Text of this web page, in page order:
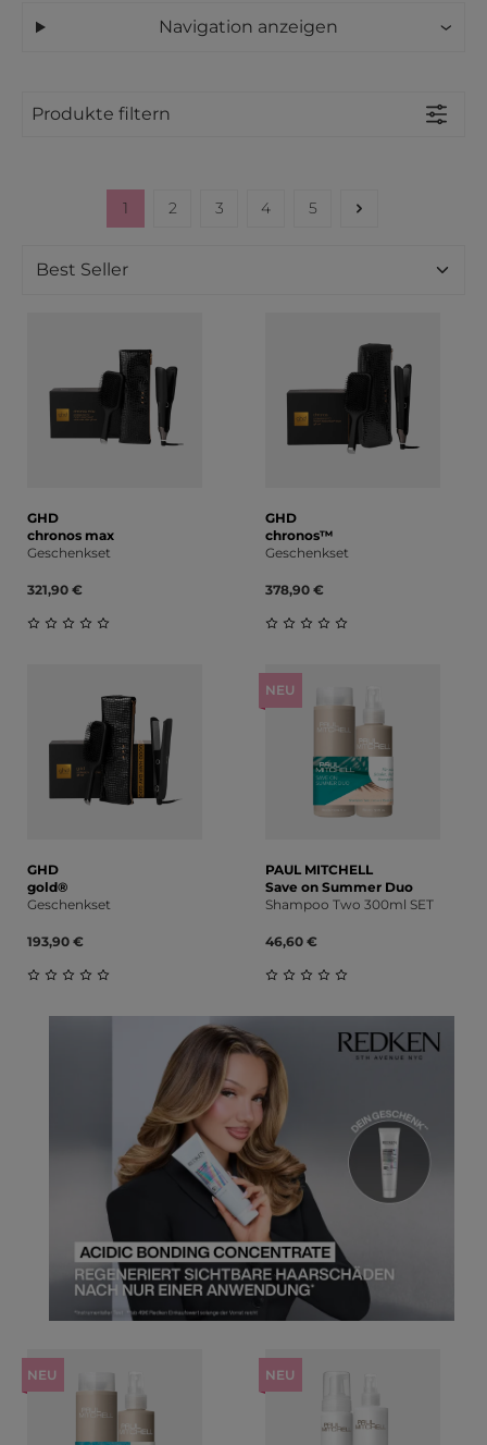
Navigation anzeigen
Produkte filtern
Seite
1 Seite
2 Seite
3 Seite
4 Seite
5
GHD
chronos max
Geschenkset
321,90 €
GHD
chronos™
Geschenkset
378,90 €
GHD
gold®
Geschenkset
193,90 €
NEU
PAUL MITCHELL
Save on Summer Duo
Shampoo Two 300ml SET
46,60 €
NEU NEU